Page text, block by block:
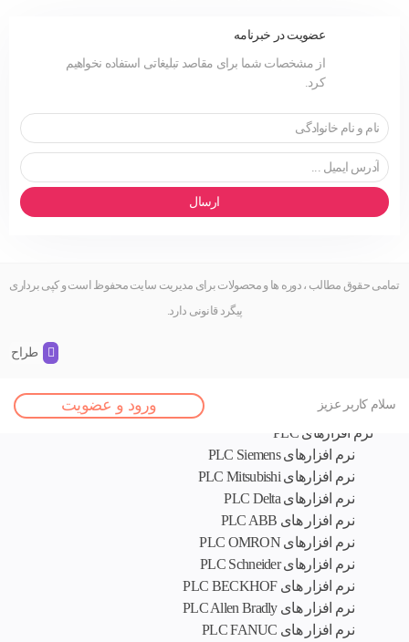
عضویت در خبرنامه
از مشخصات شما برای مقاصد تبلیغاتی استفاده نخواهیم
کرد.
ارسال
تمامی حقوق مطالب ، دوره ها و محصولات برای مدیریت سایت محفوظ است و کپی برداری
پیگرد قانونی دارد.
طراح
سلام کاربر عزیز ورود و عضویت
نرم افزار های تخصصی
نرم افزارهای PLC
نرم افزارهای PLC Siemens
نرم افزارهای PLC Mitsubishi
نرم‌ افزارهای PLC Delta
نرم افزار های PLC ABB
نرم افزارهای PLC OMRON
نرم افزارهای PLC Schneider
نرم افزار های PLC BECKHOF
نرم افزار های PLC Allen Bradly
نرم افزار های PLC FANUC